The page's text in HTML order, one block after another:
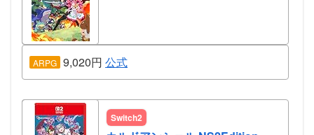
ARPG 9,020円 公式
Switch2